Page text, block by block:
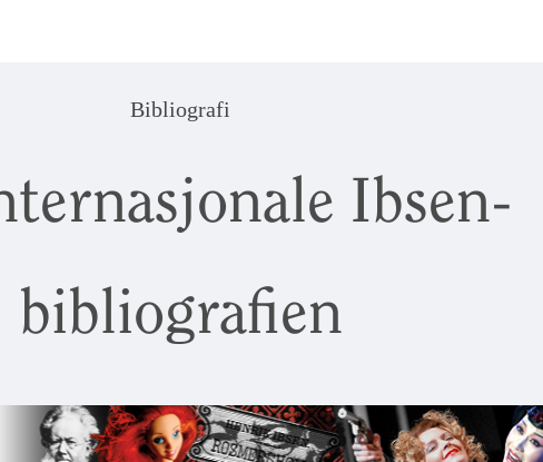
Bibliografi
Ibsen-
bibliografien